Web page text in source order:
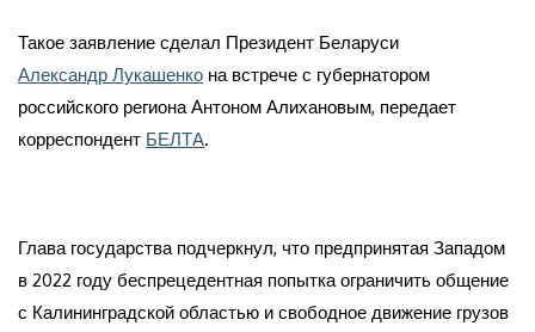
Такое заявление сделал Президент Беларуси
Александр Лукашенко на встрече с губернатором
российского региона Антоном Алихановым, передает
корреспондент БЕЛТА.
Глава государства подчеркнул, что предпринятая Западом
в 2022 году беспрецедентная попытка ограничить общение
с Калининградской областью и свободное движение грузов